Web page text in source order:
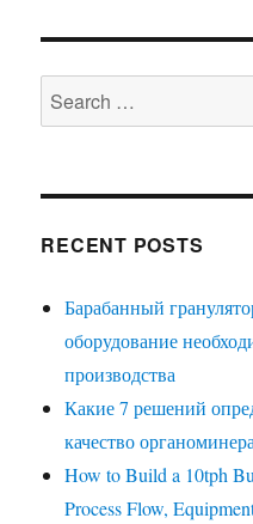
Search
for:
RECENT POSTS
Барабанный
оборудование
производства
Какие 7 решений
качество
How to Build a 10tph
Process Flow,